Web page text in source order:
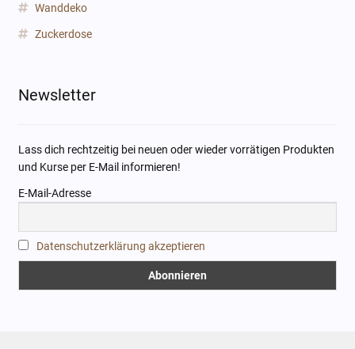
Wanddeko
Zuckerdose
Newsletter
Lass dich rechtzeitig bei neuen oder wieder vorrätigen Produkten
und Kurse per E-Mail informieren!
E-Mail-Adresse
Datenschutzerklärung akzeptieren